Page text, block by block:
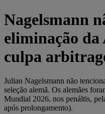
Nagelsmann
eliminação da
culpa
Julian Nagelsmann não
seleção alemã. Os alemães
Mundial 2026, nos penáltis,
após prolongamento).